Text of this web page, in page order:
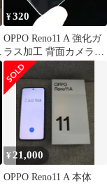
¥320
OPPO Reno11 A 強化ガ
ラス加工 背面カメラ保
護フィルム
¥ 21,000
OPPO Reno11 A 本体